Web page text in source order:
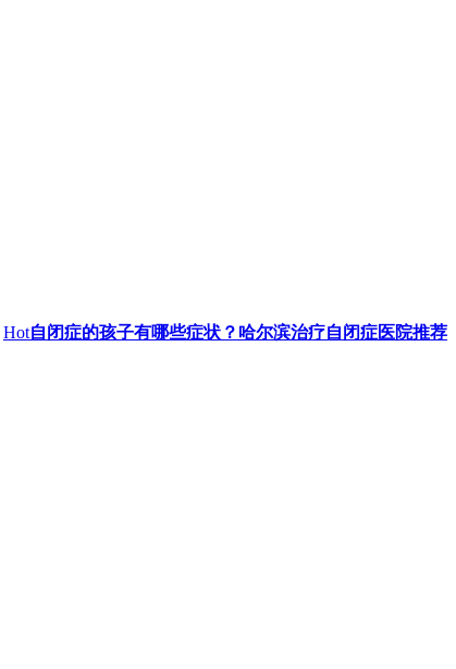
Hot自闭症的孩子有哪些症状？哈尔滨治疗自闭症医院推荐